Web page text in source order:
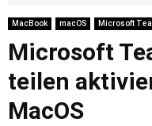
MacBook macOS Microsoft
Microsoft
teilen
MacOS